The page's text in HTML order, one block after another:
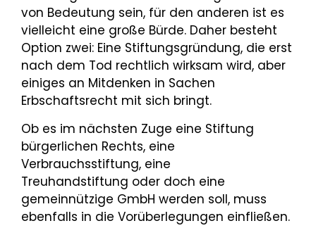
von Bedeutung sein, für den anderen ist es
vielleicht eine große Bürde. Daher besteht
Option zwei: Eine Stiftungsgründung, die erst
nach dem Tod rechtlich wirksam wird, aber
einiges an Mitdenken in Sachen
Erbschaftsrecht mit sich bringt.
Ob es im nächsten Zuge eine Stiftung
bürgerlichen Rechts, eine
Verbrauchsstiftung, eine
Treuhandstiftung oder doch eine
gemeinnützige GmbH werden soll, muss
ebenfalls in die Vorüberlegungen einfließen.